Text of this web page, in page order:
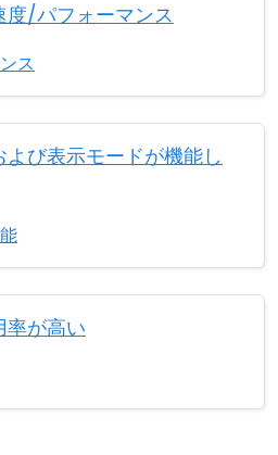
度/パフォーマンス
ス
び表示モードが機能し
率が高い